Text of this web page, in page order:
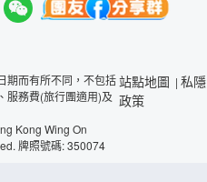
期而有所不同，不包括
服務費(旅行團適用)及
Kong Wing On
牌照號碼: 350074
站點地圖 | 私隱
政策